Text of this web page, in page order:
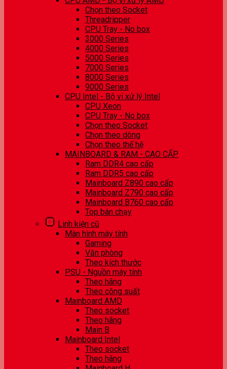
Chọn theo Socket
Threadripper
CPU Tray - No box
3000 Series
4000 Series
5000 Series
7000 Series
8000 Series
9000 Series
CPU Intel - Bộ vi xử lý Intel
CPU Xeon
CPU Tray - No box
Chọn theo Socket
Chọn theo dòng
Chọn theo thế hệ
MAINBOARD & RAM - CAO CẤP
Ram DDR4 cao cấp
Ram DDR5 cao cấp
Mainboard Z890 cao cấp
Mainboard Z790 cao cấp
Mainboard B760 cao cấp
Top bán chạy
Linh kiện cũ
Màn hình máy tính
Gaming
Văn phòng
Theo kích thước
PSU - Nguồn máy tính
Theo hãng
Theo công suất
Mainboard AMD
Theo socket
Theo hãng
Main B
Mainboard Intel
Theo socket
Theo hãng